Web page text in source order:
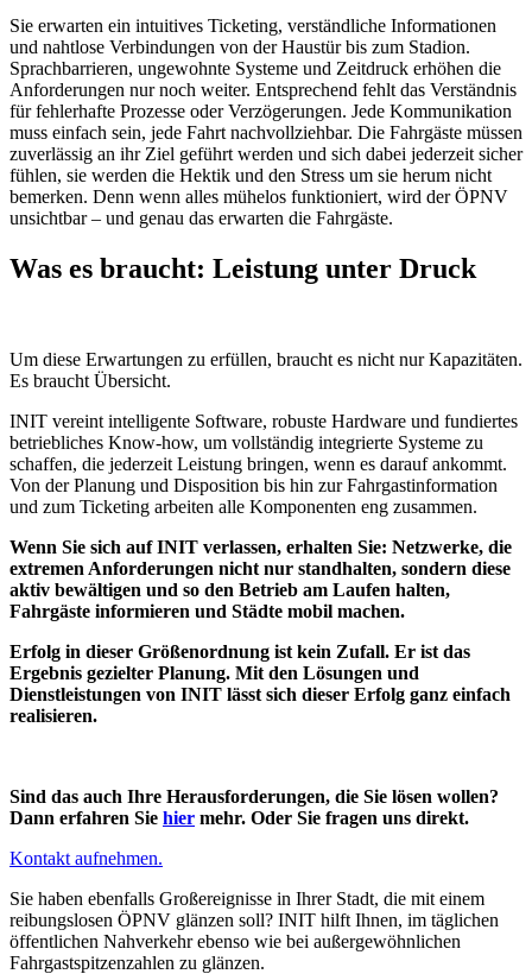
Sie erwarten ein intuitives Ticketing, verständliche Informationen
und nahtlose Verbindungen von der Haustür bis zum Stadion.
Sprachbarrieren, ungewohnte Systeme und Zeitdruck erhöhen die
Anforderungen nur noch weiter. Entsprechend fehlt das Verständnis
für fehlerhafte Prozesse oder Verzögerungen. Jede Kommunikation
muss einfach sein, jede Fahrt nachvollziehbar. Die Fahrgäste müssen
zuverlässig an ihr Ziel geführt werden und sich dabei jederzeit sicher
fühlen, sie werden die Hektik und den Stress um sie herum nicht
bemerken. Denn wenn alles mühelos funktioniert, wird der ÖPNV
unsichtbar – und genau das erwarten die Fahrgäste.
Was es braucht: Leistung unter Druck
Um diese Erwartungen zu erfüllen, braucht es nicht nur Kapazitäten.
Es braucht Übersicht.
INIT vereint intelligente Software, robuste Hardware und fundiertes
betriebliches Know-how, um vollständig integrierte Systeme zu
schaffen, die jederzeit Leistung bringen, wenn es darauf ankommt.
Von der Planung und Disposition bis hin zur Fahrgastinformation
und zum Ticketing arbeiten alle Komponenten eng zusammen.
Wenn Sie sich auf INIT verlassen, erhalten Sie: Netzwerke, die
extremen Anforderungen nicht nur standhalten, sondern diese
aktiv bewältigen und so den Betrieb am Laufen halten,
Fahrgäste informieren und Städte mobil machen.
Erfolg in dieser Größenordnung ist kein Zufall. Er ist das
Ergebnis gezielter Planung. Mit den Lösungen und
Dienstleistungen von INIT lässt sich dieser Erfolg ganz einfach
realisieren.
Sind das auch Ihre Herausforderungen, die Sie lösen wollen?
Dann erfahren Sie hier mehr. Oder Sie fragen uns direkt.
Kontakt aufnehmen.
Sie haben ebenfalls Großereignisse in Ihrer Stadt, die mit einem
reibungslosen ÖPNV glänzen soll? INIT hilft Ihnen, im täglichen
öffentlichen Nahverkehr ebenso wie bei außergewöhnlichen
Fahrgastspitzenzahlen zu glänzen.